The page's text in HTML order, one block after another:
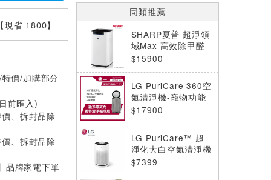
省 1800】
價/加購部分
前匯入)
、拆封品除
、拆封品除
品牌家電下單
嘉南地區
高雄中華店
高雄鳳山店
網路訂購
*庫存數量：網路訂購(0)、少量庫存
(1~2)、現貨充足(3以上)。
*門市庫存以店內實際數量為準，可使
用專人服務或撥打門市電話洽詢。
同類推薦
SHARP夏普 超淨領
域Max 高效除甲醛
空氣清淨機 FU-R11
$15900
LG PuriCare 360空
氣清淨機-寵物功能
增加版二代-LITE版-
$17900
LG PuriCare™ 超
淨化大白空氣清淨機
AS601HWG0
$7399